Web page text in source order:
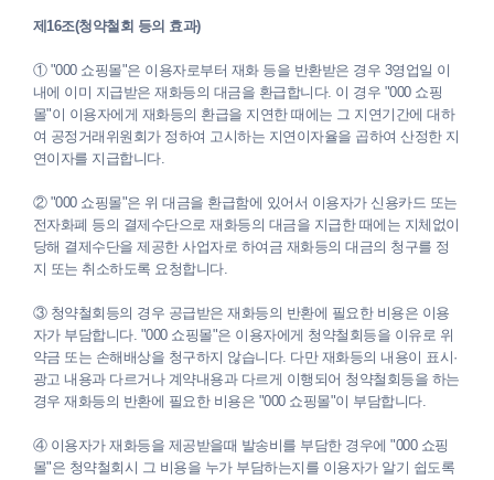
제16조(청약철회 등의 효과)
① "000 쇼핑몰"은 이용자로부터 재화 등을 반환받은 경우 3영업일 이
내에 이미 지급받은 재화등의 대금을 환급합니다. 이 경우 "000 쇼핑
몰"이 이용자에게 재화등의 환급을 지연한 때에는 그 지연기간에 대하
여 공정거래위원회가 정하여 고시하는 지연이자율을 곱하여 산정한 지
연이자를 지급합니다.
② "000 쇼핑몰"은 위 대금을 환급함에 있어서 이용자가 신용카드 또는
전자화폐 등의 결제수단으로 재화등의 대금을 지급한 때에는 지체없이
당해 결제수단을 제공한 사업자로 하여금 재화등의 대금의 청구를 정
지 또는 취소하도록 요청합니다.
③ 청약철회등의 경우 공급받은 재화등의 반환에 필요한 비용은 이용
자가 부담합니다. "000 쇼핑몰"은 이용자에게 청약철회등을 이유로 위
약금 또는 손해배상을 청구하지 않습니다. 다만 재화등의 내용이 표시·
광고 내용과 다르거나 계약내용과 다르게 이행되어 청약철회등을 하는
경우 재화등의 반환에 필요한 비용은 "000 쇼핑몰"이 부담합니다.
④ 이용자가 재화등을 제공받을때 발송비를 부담한 경우에 "000 쇼핑
몰"은 청약철회시 그 비용을 누가 부담하는지를 이용자가 알기 쉽도록